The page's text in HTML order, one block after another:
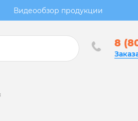
Видеообзор продукции
8